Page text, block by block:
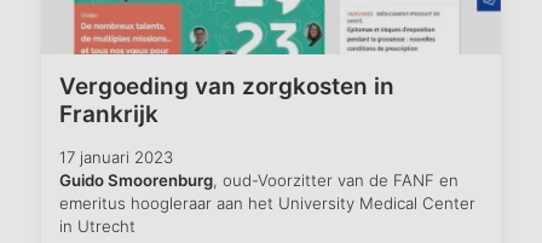
Vergoeding van zorgkosten in
Frankrijk
17 januari 2023
Guido Smoorenburg, oud-Voorzitter van de FANF en
emeritus hoogleraar aan het University Medical Center
in Utrecht